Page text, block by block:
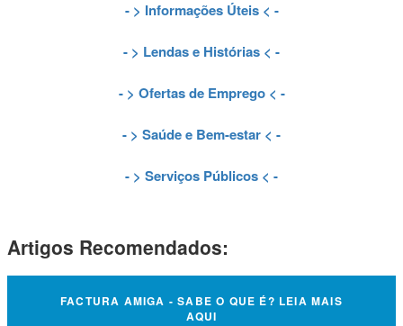
- > Informações Úteis< -
- > Lendas e Histórias < -
- > Ofertas de Emprego< -
- > Saúde e Bem-estar < -
- > Serviços Públicos < -
Artigos Recomendados:
FACTURA AMIGA - SABE O QUE É? LEIA MAIS
AQUI